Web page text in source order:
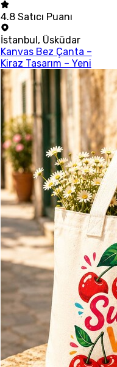
4.8 Satıcı Puanı
İstanbul, Üsküdar
Kanvas Bez Çanta –
Kiraz Tasarım – Yeni